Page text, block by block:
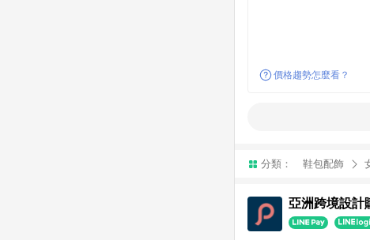
價格趨勢怎麼看？
分類： 鞋包配飾
亞洲跨境設計